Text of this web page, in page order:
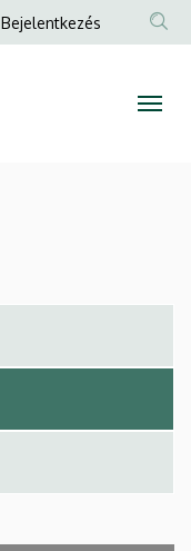
Anonim
Bejelentkezés